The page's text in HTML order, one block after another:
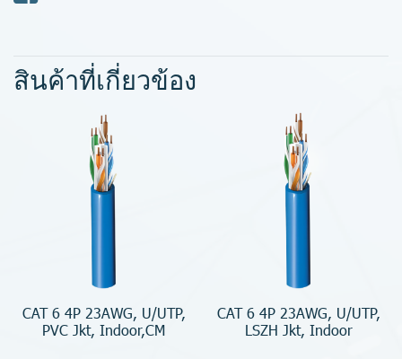
สินค้าที่เกี่ยวข้อง
CAT 6 4P 23AWG, U/UTP,
PVC Jkt, Indoor,CM
CAT 6 4P 23AWG, U/UTP,
LSZH Jkt, Indoor